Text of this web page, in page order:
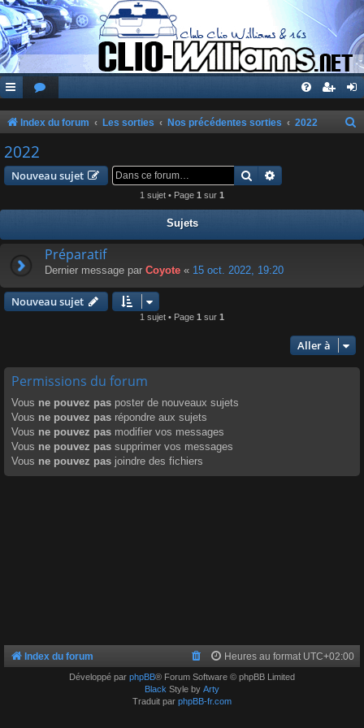
Index du forum Les sorties Nos précédentes sorties 2022
e
2022
Nouveau sujet Rechercher
1 sujet • Page 1 sur 1
Sujets
Préparatif
Dernier message par Coyote « 15 oct. 2022, 19:20
Nouveau sujet
1 sujet • Page 1 sur 1
Aller à
Permissions du forum
Vous ne pouvez pas poster de nouveaux sujets
Vous ne pouvez pas répondre aux sujets
Vous ne pouvez pas modifier vos messages
Vous ne pouvez pas supprimer vos messages
Vous ne pouvez pas joindre des fichiers
Index du forum Heures au format UTC+02:00
Développé par phpBB® Forum Software © phpBB Limited
Black Style by Arty
Traduit par phpBB-fr.com